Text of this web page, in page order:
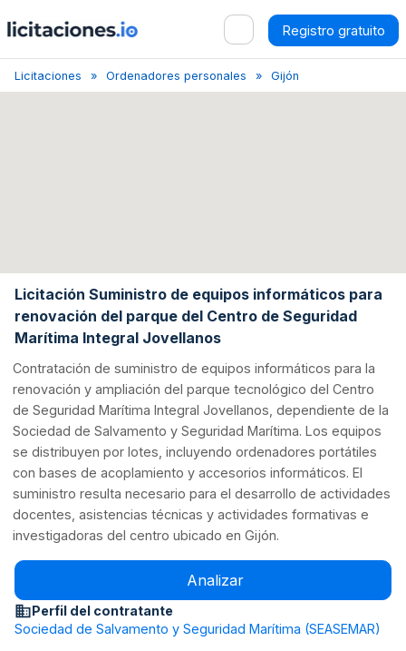
Registro gratuito
Licitaciones Ordenadores personales Gijón
Licitación Suministro de equipos informáticos para
renovación del parque del Centro de Seguridad
Marítima Integral Jovellanos
Contratación de suministro de equipos informáticos para la
renovación y ampliación del parque tecnológico del Centro
de Seguridad Marítima Integral Jovellanos, dependiente de la
Sociedad de Salvamento y Seguridad Marítima. Los equipos
se distribuyen por lotes, incluyendo ordenadores portátiles
con bases de acoplamiento y accesorios informáticos. El
suministro resulta necesario para el desarrollo de actividades
docentes, asistencias técnicas y actividades formativas e
investigadoras del centro ubicado en Gijón.
Analizar
Perfil del contratante
Sociedad de Salvamento y Seguridad Marítima (SEASEMAR)